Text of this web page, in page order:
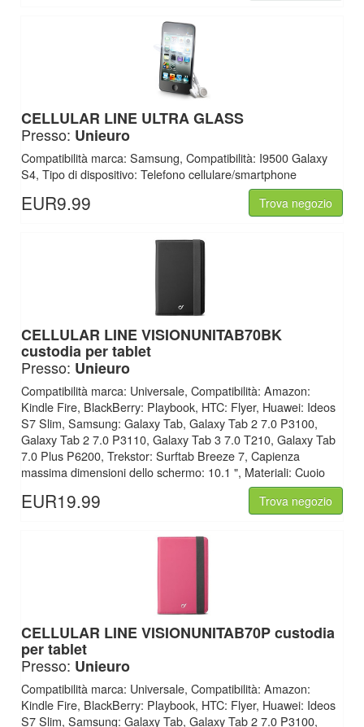
CELLULAR LINE ULTRA GLASS
Presso: Unieuro
Compatibilità marca: Samsung, Compatibilità: I9500 Galaxy
S4, Tipo di dispositivo: Telefono cellulare/smartphone
EUR9.99 Trova negozio
CELLULAR LINEVISIONUNITAB70BK
custodia per tablet
Presso: Unieuro
Compatibilità marca: Universale, Compatibilità: Amazon:
Kindle Fire, BlackBerry: Playbook, HTC: Flyer, Huawei: Ideos
S7 Slim, Samsung: Galaxy Tab, Galaxy Tab 2 7.0 P3100,
Galaxy Tab 2 7.0 P3110, Galaxy Tab 3 7.0 T210, Galaxy Tab
7.0 Plus P6200, Trekstor: Surftab Breeze 7, Capienza
massima dimensioni dello schermo: 10.1 ", Materiali: Cuoio
EUR19.99 Trova negozio
CELLULAR LINEVISIONUNITAB70P custodia
per tablet
Presso: Unieuro
Compatibilità marca: Universale, Compatibilità: Amazon:
Kindle Fire, BlackBerry: Playbook, HTC: Flyer, Huawei: Ideos
S7 Slim, Samsung: Galaxy Tab, Galaxy Tab 2 7.0 P3100,